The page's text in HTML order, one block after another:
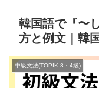
韓国語で『〜
方と例文｜韓
中級文法(TOPIK 3・4級)